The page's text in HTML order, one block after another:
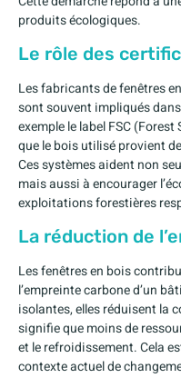
produits écologiques.
Le rôle des
Les fabricants de fenêtres
sont souvent impliqués
exemple le label FSC
que le bois utilisé provient
Ces systèmes aident non
mais aussi à encourager
exploitations forestières
La réduction de
Les fenêtres en bois
l’empreinte carbone d’un
isolantes, elles réduisent la
signifie que moins de
et le refroidissement. Cela
contexte actuel de